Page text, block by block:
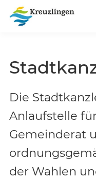
Die
Anlaufstelle
Gemeinderat
der Wahlen